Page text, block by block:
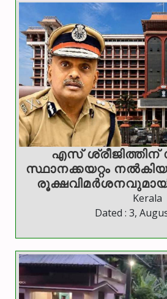
എസ് ശ്രീജിത്തിന്
സ്ഥാനക്കയറ്റം നൽകിയ
Kerala
Dated : 3,